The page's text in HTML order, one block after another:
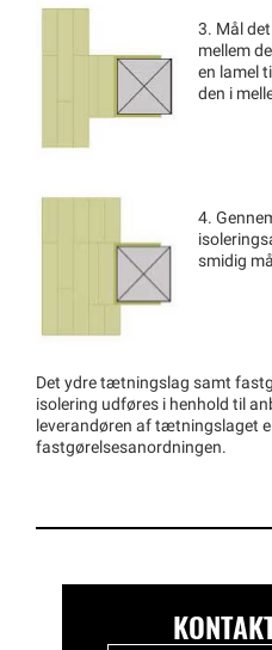
3. Mål
mellem
en lamel
den i
4.
smidig
Det ydre tætningslag samt
isolering udføres i henhold til
leverandøren af tætningslaget
fastgørelsesanordningen.